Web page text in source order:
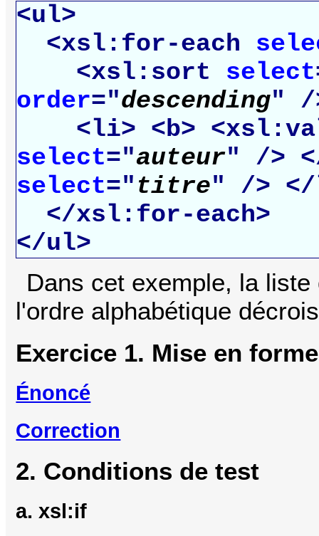
<ul>
<xsl:for-each
<xsl:sort select
order="descending" /
<li> <b>
select="auteur" />
select=" titre" />
</xsl:for-each>
</ul>
Dans cet exemple, la
l'ordre alphabétique
Exercice 1. Mise en
Énoncé
Correction
2. Conditions de test
a. xsl:if